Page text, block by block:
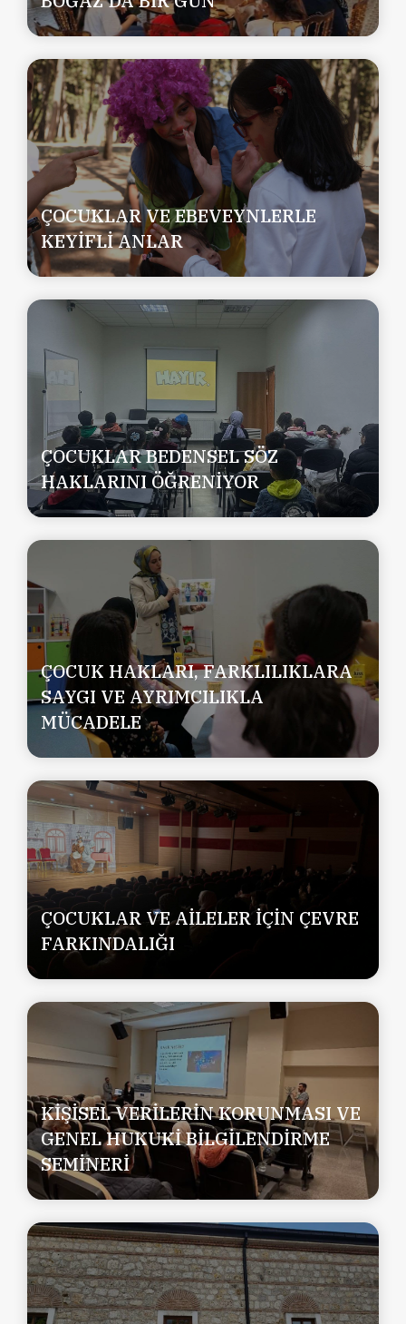
ÇOCUKLAR VE EBEVEYNLERLE
KEYİFLİ ANLAR
ÇOCUKLAR BEDENSEL SÖZ
HAKLARINI ÖĞRENİYOR
ÇOCUK HAKLARI, FARKLILIKLARA
SAYGI VE AYRIMCILIKLA
MÜCADELE
ÇOCUKLAR VE AİLELER İÇİN ÇEVRE
FARKINDALIĞI
KİŞİSEL VERİLERİN KORUNMASI VE
GENEL HUKUKİ BİLGİLENDİRME
SEMİNERİ